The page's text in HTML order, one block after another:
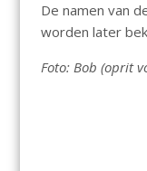
De namen van
worden later
Foto: Bob (oprit